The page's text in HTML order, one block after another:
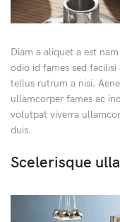
Diam a aliquet a est
odio id fames sed
tellus rutrum a nisi.
ullamcorper fames ac
volutpat viverra
duis.
Scelerisque